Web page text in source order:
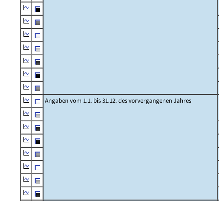
Angaben vom 1.1. bis 31.12. des vorvergangenen Jahres